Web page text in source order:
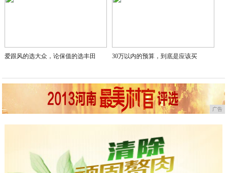
爱跟风的选大众，论保值的选丰田 30万以内的预算，到底是应该买
广告